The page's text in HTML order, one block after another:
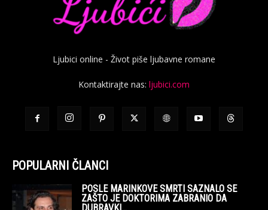
Ljubici online - Život piše ljubavne romane
Kontaktirajte nas: ljubici.com
POPULARNI ČLANCI
POSLE MARINKOVE SMRTI SAZNALO SE
ZAŠTO JE DOKTORIMA ZABRANIO DA
DUBRAVKI...